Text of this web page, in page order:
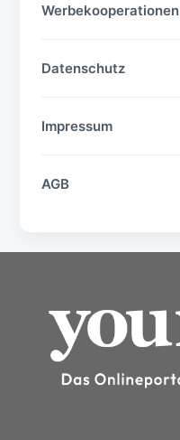
Werbekooperationen
Datenschutz
Impressum
AGB